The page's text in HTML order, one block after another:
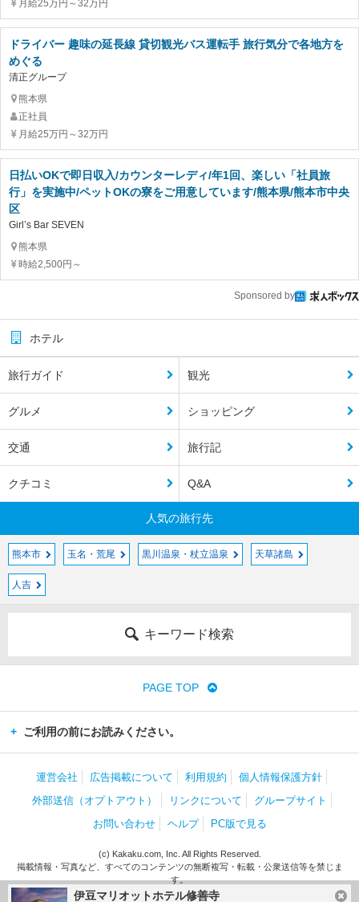
月給25万円～32万円
ドライバー 趣味の延長線 貸切観光バス運転手 旅行気分で各地方を
めぐる
清正グループ
熊本県
正社員
月給25万円～32万円
日払いOKで即日収入/カウンターレディ/年1回、楽しい「社員旅
行」を実施中/ペットOKの寮をご用意しています/熊本県/熊本市中央
区
Girl’s Bar SEVEN
熊本県
時給2,500円～
Sponsored by
伊豆マリオットホテル修善寺
ホテル
旅行ガイド 観光
グルメ ショッピング
交通 旅行記
クチコミ Q&A
人気の旅行先
熊本市 玉名・荒尾 黒川温泉・杖立温泉 天草諸島
人吉
キーワード検索
PAGE TOP
ご利用の前にお読みください。
運営会社 広告掲載について 利用規約
個人情報保護方針
外部送信（オプトアウト）
リンクについて
グループサイト
お問い合わせ
ヘルプ PC版で見る
(c) Kakaku.com, Inc. All Rights Reserved.
掲載情報・写真など、すべてのコンテンツの無断複写・転載・公衆送信等を禁じま
す。